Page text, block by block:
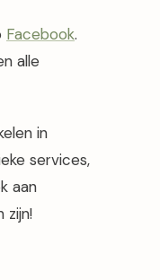
Facebook.
alle
in
services,
aan
zijn!